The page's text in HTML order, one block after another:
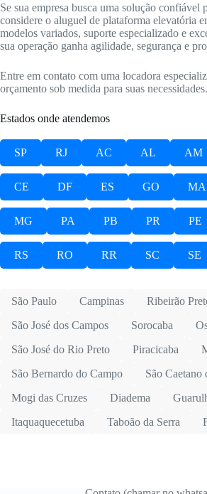
Se sua empresa busca uma solução confiável
considere o aluguel de plataforma elevatória
modelos variados, suporte especializado e
sua operação ganha agilidade, segurança e
Entre em contato com uma locadora
orçamento sob medida para suas necessidades.
Estados onde atendemos
SP RJ AC AL AM
CE DF ES GO MA
MG PA PB PR PE
RS RO RR SC SE
São Paulo Campinas Ribeirão
São José dos Campos
Sorocaba
São José do Rio Preto
Piracicaba
São Bernardo do Campo
São Caetano
Mogi das Cruzes
Diadema
Itaquaquecetuba
Taboão da Serra